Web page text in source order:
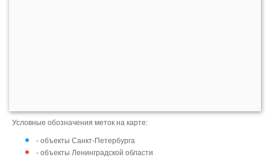
Условные обозначения меток на карте:
- объекты Санкт-Петербурга
- объекты Ленинградской области